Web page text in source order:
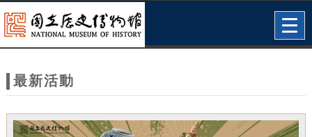
網
站
主
最新活動